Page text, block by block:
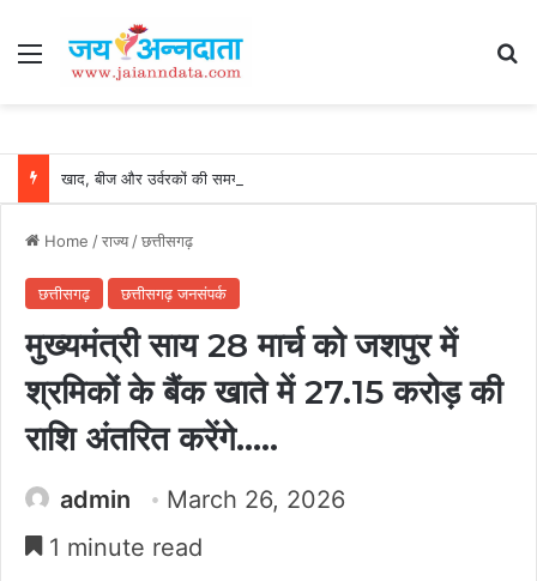
Menu
Home /राज्य/छत्तीसगढ़
छत्तीसगढ़ छत्तीसगढ़ जनसंपर्क
मुख्यमंत्री साय 28 मार्च को जशपुर में
श्रमिकों के बैंक खाते में 27.15 करोड़ की
राशि अंतरित करेंगे…..
admin
March 26, 2026
1 minute read